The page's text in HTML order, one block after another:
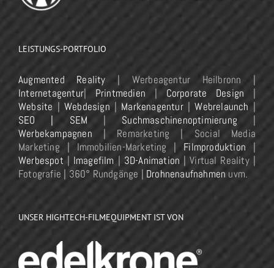
LEISTUNGS-PORTFOLIO
Augmented Reality | Werbeagentur Heilbronn |
Internetagentur| Printmedien | Corporate Design |
Website | Webdesign | Markenagentur|Webrelaunch |
SEO | SEM | Suchmaschinenoptimierung |
Werbekampagnen | Remarketing | Social Media
Marketing | Immobilien-Marketing | Filmproduktion |
Werbespot | Imagefilm | 3D-Animation | Virtual Reality |
Fotografie | 360° Rundgänge | Drohnenaufnahmen uvm.
UNSER HIGHTECH-FILMEQUIPMENT IST VON